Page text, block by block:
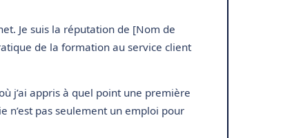
Je suis la réputation de [Nom de
de la formation au service client
j’ai appris à quel point une première
n’est pas seulement un emploi pour